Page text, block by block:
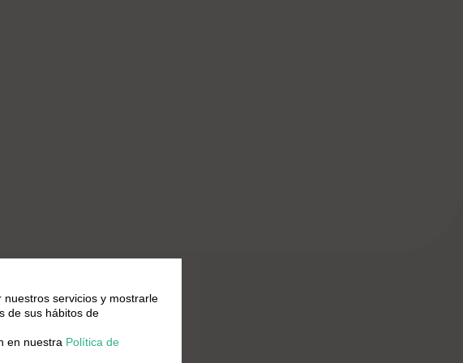
servicios y mostrarle
de sus hábitos de
en nuestra Política de